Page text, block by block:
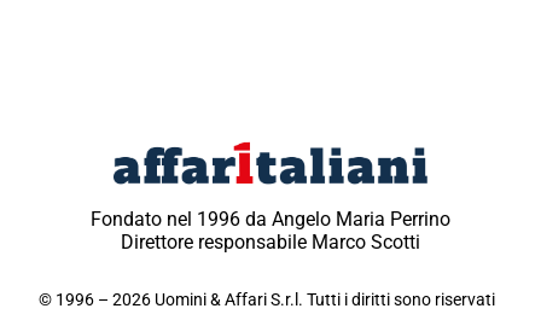
Fondato nel 1996 da Angelo Maria Perrino
Direttore responsabile Marco Scotti
© 1996 – 2026 Uomini & Affari S.r.l. Tutti i diritti sono riservati